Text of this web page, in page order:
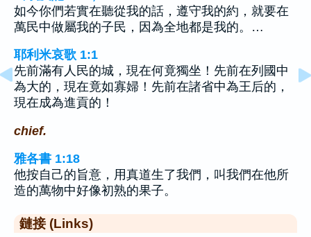
如今你們若實在聽從我的話，遵守我的約，就要在
萬民中做屬我的子民，因為全地都是我的。…
耶利米哀歌 1:1
先前滿有人民的城，現在何竟獨坐！先前在列國中
為大的，現在竟如寡婦！先前在諸省中為王后的，
現在成為進貢的！
chief.
雅各書 1:18
他按自己的旨意，用真道生了我們，叫我們在他所
造的萬物中好像初熟的果子。
鏈接 (Links)